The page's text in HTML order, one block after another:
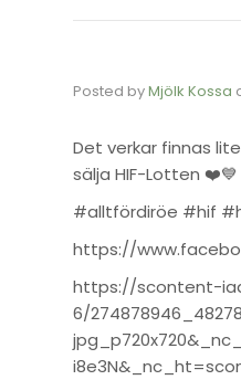
Posted byMjölk Kossa
Det verkar finnas
sälja HIF-Lotten ❤️💙
#alltfördiröe #hif
https://
https://scontent-
6/